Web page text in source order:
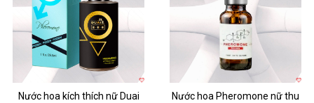
Nước hoa kích thích nữ Duai
Nước hoa Pheromone nữ thu